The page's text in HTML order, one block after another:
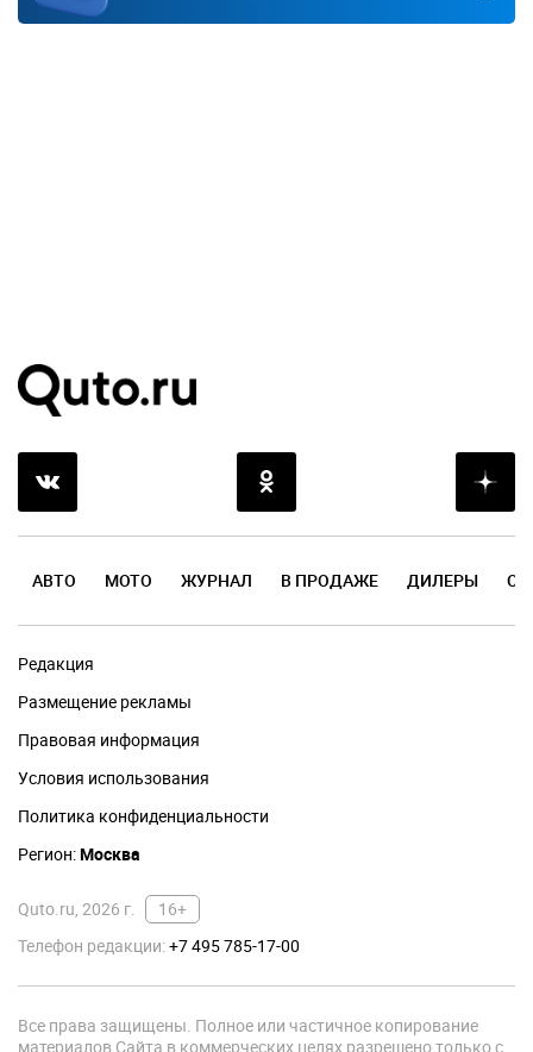
АВТО МОТО ЖУРНАЛ В ПРОДАЖЕ ДИЛЕРЫ
Редакция
Размещение рекламы
Правовая информация
Условия использования
Политика конфиденциальности
Регион:Москва
Quto.ru, 2026 г.
16+
Телефон редакции:+7 495 785-17-00
Все права защищены. Полное или частичное копирование
материалов Сайта в коммерческих целях разрешено только с